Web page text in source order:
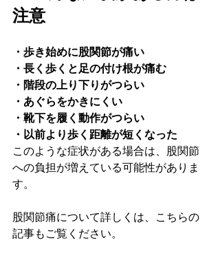
注意
・歩き始めに股関節が痛い
・長く歩くと足の付け根が痛む
・階段の上り下りがつらい
・あぐらをかきにくい
・靴下を履く動作がつらい
・以前より歩く距離が短くなった
このような症状がある場合は、股関節
への負担が増えている可能性がありま
す。
股関節痛について詳しくは、こちらの
記事もご覧ください。